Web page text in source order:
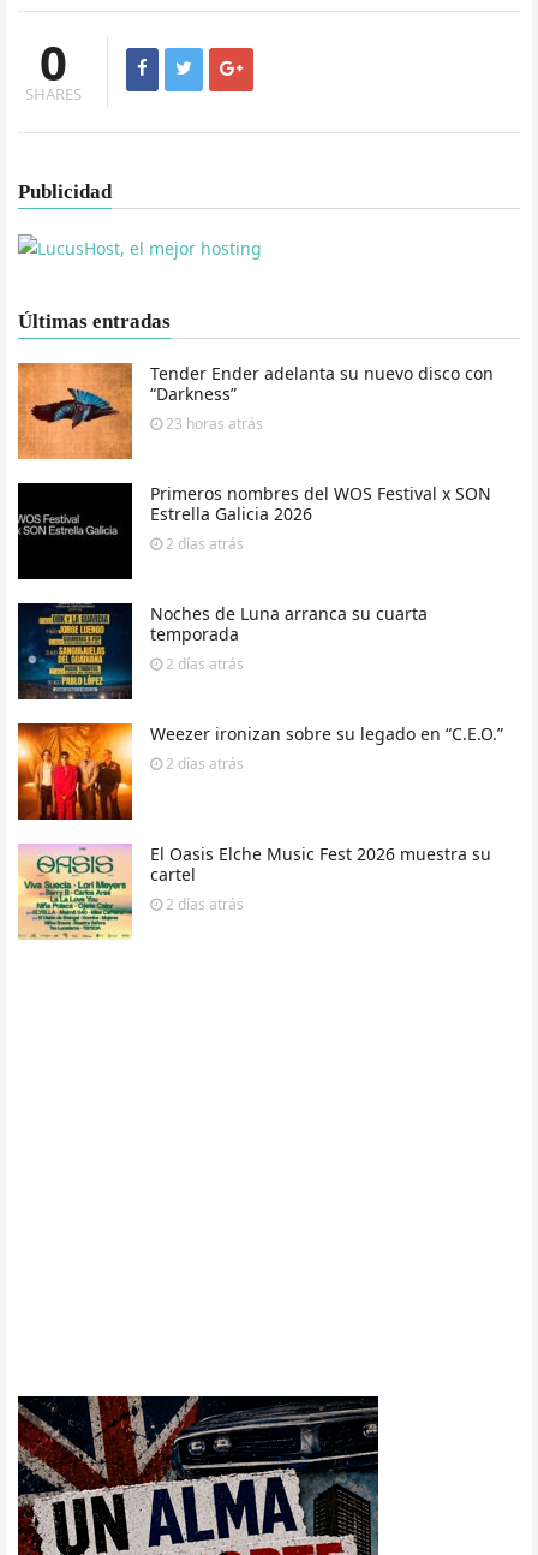
0
SHARES
Publicidad
Últimas entradas
Tender Ender adelanta su nuevo disco con
“Darkness”
23 horas atrás
Primeros nombres del WOS Festival x SON
Estrella Galicia 2026
2 días atrás
Noches de Luna arranca su cuarta
temporada
2 días atrás
Weezer ironizan sobre su legado en “C.E.O.”
2 días atrás
El Oasis Elche Music Fest 2026 muestra su
cartel
2 días atrás